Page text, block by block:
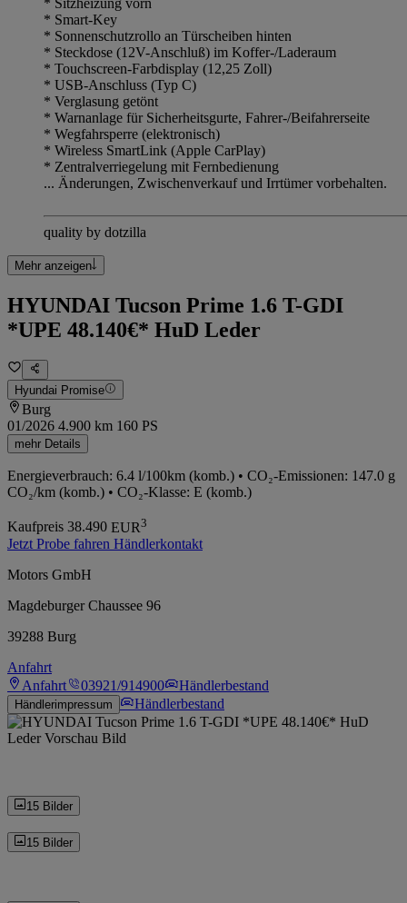
* Smart-Key
* Sonnenschutzrollo an Türscheiben hinten
* Steckdose (12V-Anschluß) im Koffer-/Laderaum
* Touchscreen-Farbdisplay (12,25 Zoll)
* USB-Anschluss (Typ C)
* Verglasung getönt
* Warnanlage für Sicherheitsgurte, Fahrer-/Beifahrerseite
* Wegfahrsperre (elektronisch)
* Wireless SmartLink (Apple CarPlay)
* Zentralverriegelung mit Fernbedienung
... Änderungen, Zwischenverkauf und Irrtümer vorbehalten.
quality by dotzilla
Mehr anzeigen
HYUNDAI Tucson Prime 1.6 T-GDI
*UPE 48.140€* HuD Leder
Hyundai Promise
Burg
01/2026 4.900 km 160 PS
mehr Details
Energieverbrauch: 6.4 l/100km (komb.) • CO₂-Emissionen: 147.0 g
CO₂/km (komb.) • CO₂-Klasse: E (komb.)
Kaufpreis 38.490 EUR3
Jetzt Probe fahren Händlerkontakt
Motors GmbH
Magdeburger Chaussee 96
39288 Burg
Anfahrt
Anfahrt
03921/914900 Händlerbestand
Händlerimpressum Händlerbestand
15 Bilder
15 Bilder